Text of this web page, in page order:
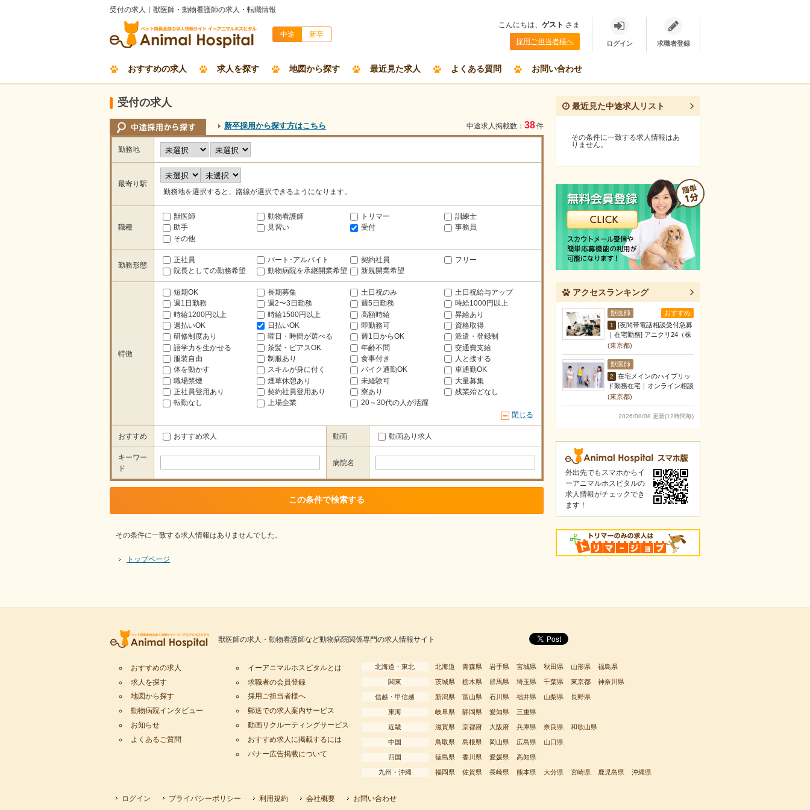
受付の求人｜獣医師・動物看護師の求人・転職情報
中途 新卒
こんにちは、 ゲスト さま
採用ご担当者様へ
ログイン 求職者登録
おすすめの求人 求人を探す 地図から探す 最近見た求人 よくある質問 お問い合わせ
受付の求人
新卒採用から探す方はこちら 中途求人掲載数： 38件
勤務地
最寄り駅
勤務地を選択すると、路線が選択できるようになります。
職種
獣医師 動物看護師 トリマー
訓練士
助手
見習い 受付
事務員
その他
勤務形態
正社員 パート･アルバイト 契約社員
フリー
院長としての勤務希望
動物病院を承継開業希望 新規開業希望
特徴
短期OK 長期募集 土日祝のみ
土日祝給与アップ
週1日勤務
週2〜3日勤務 週5日勤務
時給1000円以上
時給1200円以上
時給1500円以上 高額時給
昇給あり
週払いOK
日払いOK 即勤務可
資格取得
研修制度あり
曜日・時間が選べる 週1日からOK
派遣・登録制
語学力を生かせる
茶髪・ピアスOK 年齢不問
交通費支給
服装自由
制服あり 食事付き
人と接する
体を動かす
スキルが身に付く バイク通勤OK
車通勤OK
職場禁煙
煙草休憩あり 未経験可
大量募集
正社員登用あり
契約社員登用あり 寮あり
残業殆どなし
転勤なし
上場企業
20～30代の人が活躍
閉じる
おすすめ おすすめ求人 動画 動画あり求人
キーワー
ド
病院名
その条件に一致する求人情報はありませんでした。
トップページ
最近見た中途求人リスト
その条件に一致する求人情報はあ
りません。
アクセスランキング
おすすめ
獣医師
1
[夜間帯電話相談受付急募
｜在宅勤務] アニクリ24（株
式会社チェリッシュライ…
(東京都)
獣医師
2
在宅メインのハイブリッ
ド勤務在宅｜オンライン相談
を支える契約社員獣医師募集
(東京都)
2026/08/08 更新(12時間毎)
外出先でもスマホからイ
ーアニマルホスピタルの
求人情報がチェックでき
ます！
獣医師の求人・動物看護師など動物病院関係専門の求人情報サイト
おすすめの求人
求人を探す
地図から探す
動物病院インタビュー
お知らせ
よくあるご質問
イーアニマルホスピタルとは
求職者の会員登録
採用ご担当者様へ
郵送での求人案内サービス
動画リクルーティングサービス
おすすめ求人に掲載するには
バナー広告掲載について
北海道・東北 北海道 青森県 岩手県 宮城県 秋田県 山形県 福島県
関東 茨城県 栃木県 群馬県 埼玉県 千葉県 東京都 神奈川県
信越・甲信越 新潟県 富山県 石川県 福井県 山梨県 長野県
東海 岐阜県 静岡県 愛知県 三重県
近畿 滋賀県 京都府 大阪府 兵庫県 奈良県 和歌山県
中国 鳥取県 島根県 岡山県 広島県 山口県
四国 徳島県 香川県 愛媛県 高知県
九州・沖縄 福岡県 佐賀県 長崎県 熊本県 大分県 宮崎県 鹿児島県 沖縄県
ログイン プライバシーポリシー 利用規約 会社概要 お問い合わせ